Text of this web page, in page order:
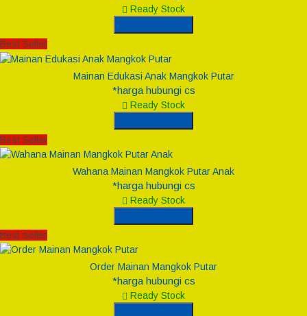
Ready Stock
Best Seller
Mainan Edukasi Anak Mangkok Putar
*harga hubungi cs
Ready Stock
Best Seller
Wahana Mainan Mangkok Putar Anak
*harga hubungi cs
Ready Stock
Best Seller
Order Mainan Mangkok Putar
*harga hubungi cs
Ready Stock